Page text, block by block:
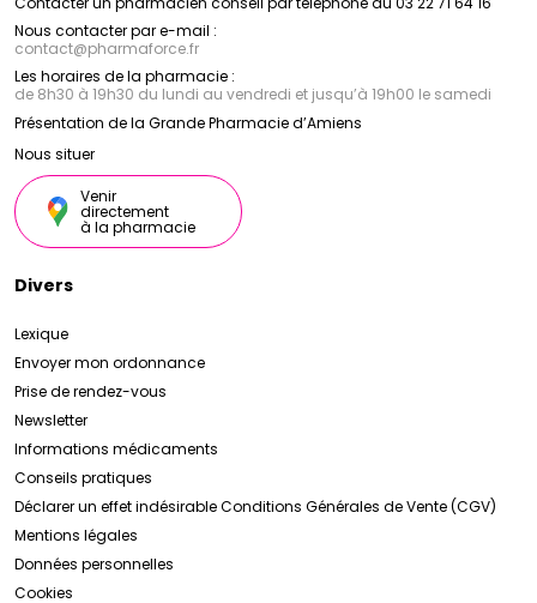
essentiels et en antioxydants. Elle régénère, répare et
revitalise la peau, atténue les cicatrices et les taches
pigmentaires, pour un teint éclatant et uniforme.
Ces produits phares de la marque Armencelle sont
formulés avec des ingrédients naturels de haute
qualité et sont conçus pour répondre aux besoins
spécifiques de la peau, en lui apportant hydratation,
nutrition et protection, pour un teint éclatant de
Nous contacter par e-mail :
contact@pharmaforce.fr
Les horaires de la pharmacie :
de 8h30 à 19h30 du lundi au vendredi et jusqu’à 19h00 le samedi
Présentation de la Grande Pharmacie d’Amiens
Nous situer
Venir
directement
à la pharmacie
Divers
Lexique
Envoyer mon ordonnance
Prise de rendez-vous
Newsletter
Informations médicaments
Conseils pratiques
Déclarer un effet indésirableConditions Générales de Vente (CGV)
Mentions légales
Données personnelles
Cookies